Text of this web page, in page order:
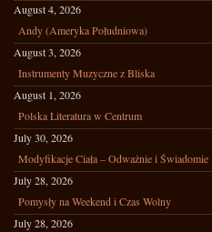
August 4, 2026
Andy (Ameryka Południowa)
August 3, 2026
Instrumenty Muzyczne z Bliska
August 1, 2026
Polska Literatura w Centrum
July 30, 2026
Modyfikacje Ciała – Odważnie i Świadomie
July 28, 2026
Pomysły na Weekend i Czas Wolny
July 28, 2026